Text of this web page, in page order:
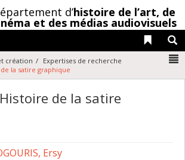
d’histoire de l’art, de
et des médias audiovisuels
Liens
création
Expertises de recherche
la satire graphique
de la satire
Ersy